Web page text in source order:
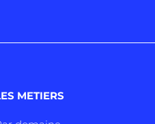
METIERS